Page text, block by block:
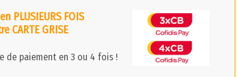
PLUSIEURS FOIS
CARTE GRISE
de paiement en 3 ou 4 fois !